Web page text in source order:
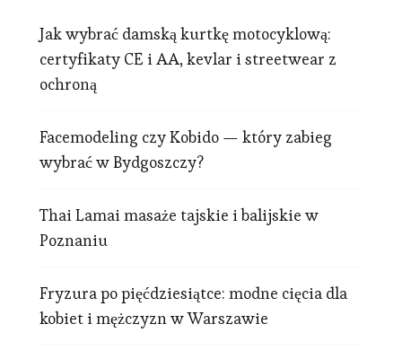
Jak wybrać damską kurtkę motocyklową:
certyfikaty CE i AA, kevlar i streetwear z
ochroną
Facemodeling czy Kobido — który zabieg
wybrać w Bydgoszczy?
Thai Lamai masaże tajskie i balijskie w
Poznaniu
Fryzura po pięćdziesiątce: modne cięcia dla
kobiet i mężczyzn w Warszawie